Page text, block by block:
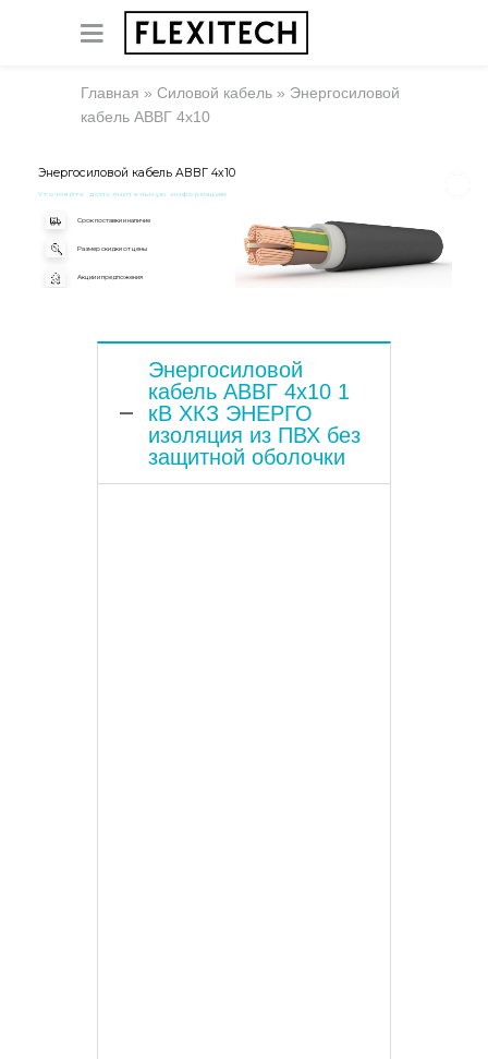
Главная » Силовой кабель » Энергосиловой
кабель АВВГ 4х10
Энергосиловой кабель АВВГ 4х10
Уточняйте дополнительную информацию
Срок поставки и наличие
Размер скидки от цены
Акции и предложения
Энергосиловой
кабель АВВГ 4х10 1
кВ ХКЗ ЭНЕРГО
изоляция из ПВХ без
защитной оболочки